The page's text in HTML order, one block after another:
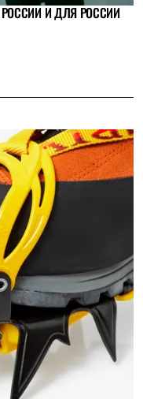
И ДЛЯ РОССИИ